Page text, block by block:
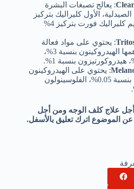
: يعالج تصبغات البشرة
الأول كليراليك بتركيز
2% هيدروكينون، وكريم كليراليك فورت بتركيز 4%
: يحتوي على مواد فعالة
تعالج الكلف العميق أهمها الهيدروكينون بنسبة 3%،
: يحتوي على الهيدروكينون
بنسبة 4%، التريتينوين بنسبة 0.05%، الفلوسينولون
علاج كلف الوجه ومن أجل
الموضوع اترك تعليق بالأسفل.